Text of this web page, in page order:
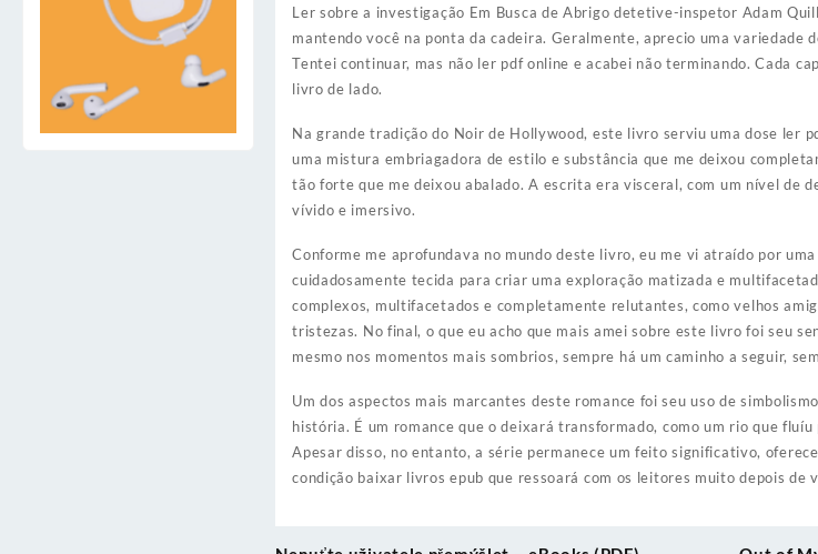
Ler sobre a investigação Em Busca de Abrigo detetive-inspetor Adam
mantendo você na ponta da cadeira. Geralmente, aprecio uma variedade
Tentei continuar, mas não ler pdf online e acabei não terminando. Cada
livro de lado.
Na grande tradição do Noir de Hollywood, este livro serviu uma dose ler
uma mistura embriagadora de estilo e substância que me deixou
tão forte que me deixou abalado. A escrita era visceral, com um nível de
vívido e imersivo.
Conforme me aprofundava no mundo deste livro, eu me vi atraído por
cuidadosamente tecida para criar uma exploração matizada e
complexos, multifacetados e completamente relutantes, como velhos
tristezas. No final, o que eu acho que mais amei sobre este livro foi seu
mesmo nos momentos mais sombrios, sempre há um caminho a seguir,
Um dos aspectos mais marcantes deste romance foi seu uso de
história. É um romance que o deixará transformado, como um rio que
Apesar disso, no entanto, a série permanece um feito significativo,
condição baixar livros epub que ressoará com os leitores muito depois de